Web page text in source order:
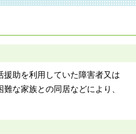
援助を利用していた障害者又は
な家族との同居などにより、